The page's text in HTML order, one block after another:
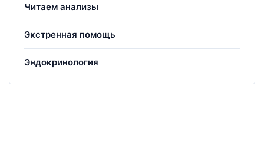
Читаем анализы
Экстренная помощь
Эндокринология